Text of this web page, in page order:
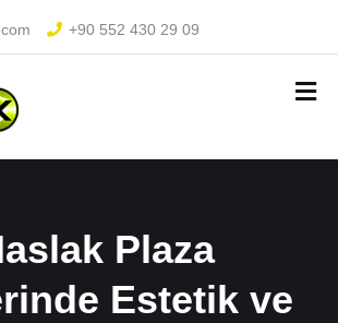
+90 552 430 29 09
Plaza
Estetik ve